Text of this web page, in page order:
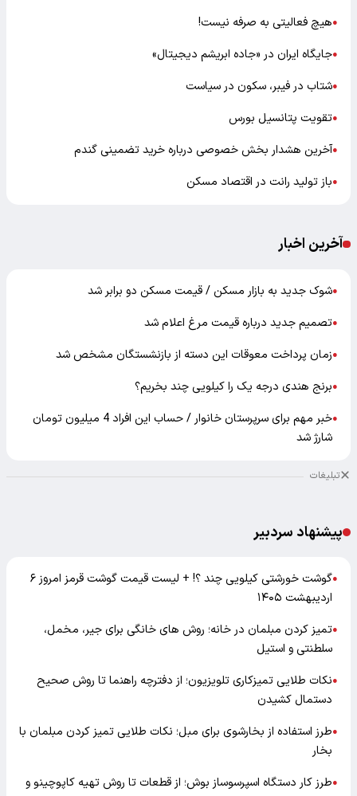
●هیچ فعالیتی به صرفه نیست!
●جایگاه ایران در «جاده ابریشم دیجیتال»
●شتاب در فیبر، سکون در سیاست
●تقویت پتانسیل بورس
●آخرین هشدار بخش خصوصی درباره خرید تضمینی گندم
●باز تولید رانت در اقتصاد مسکن
آخرین اخبار
●شوک جدید به بازار مسکن / قیمت مسکن دو برابر شد
●تصمیم جدید درباره قیمت مرغ اعلام شد
●زمان پرداخت معوقات این دسته از بازنشستگان مشخص شد
●برنج هندی درجه یک را کیلویی چند بخریم؟
●
خبر مهم برای سرپرستان خانوار / حساب این افراد 4 میلیون تومان
شارژ شد
تبلیغات
پیشنهاد سردبیر
●
گوشت خورشتی کیلویی چند ؟! + لیست قیمت گوشت قرمز امروز ۶
اردیبهشت ۱۴۰۵
●تمیز کردن مبلمان در خانه؛ روش های خانگی برای جیر، مخمل،
سلطنتی و استیل
●نکات طلایی تمیزکاری تلویزیون؛ از دفترچه راهنما تا روش صحیح
دستمال کشیدن
●طرز استفاده از بخارشوی برای مبل؛ نکات طلایی تمیز کردن مبلمان با
بخار
●طرز کار دستگاه اسپرسوساز بوش؛ از قطعات تا روش تهیه کاپوچینو و